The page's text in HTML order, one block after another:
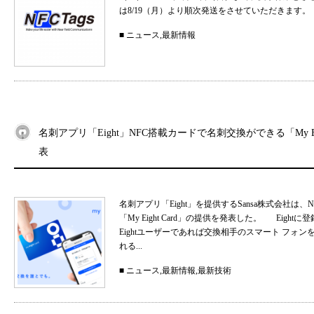
は8/19（月）より順次発送をさせていただき
■ ニュース,最新情報
名刺アプリ「Eight」NFC搭載カードで名刺交換ができる「My
表
名刺アプリ「Eight」を提供するSansa株式会社は
「My Eight Card」の提供を発表した。 Eightに
Eightユーザーであれば交換相手のスマート フォン
れる...
■ ニュース,最新情報,最新技術